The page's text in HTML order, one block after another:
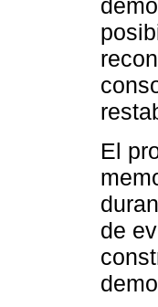
El
de